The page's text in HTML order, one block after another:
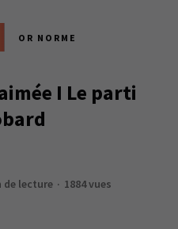
OR NORME
I Le parti
de lecture 1884 vues